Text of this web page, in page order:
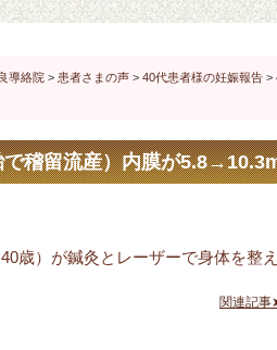
導絡院 > 患者さまの声 > 40代患者様の妊娠報告 >
稽留流産）内膜が
歳）が鍼灸とレーザーで身体を整
関連記事